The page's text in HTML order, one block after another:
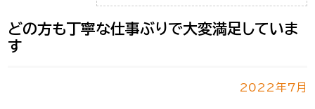
どの方も丁寧な仕事ぶりで大変満足していま
す
2022年7月